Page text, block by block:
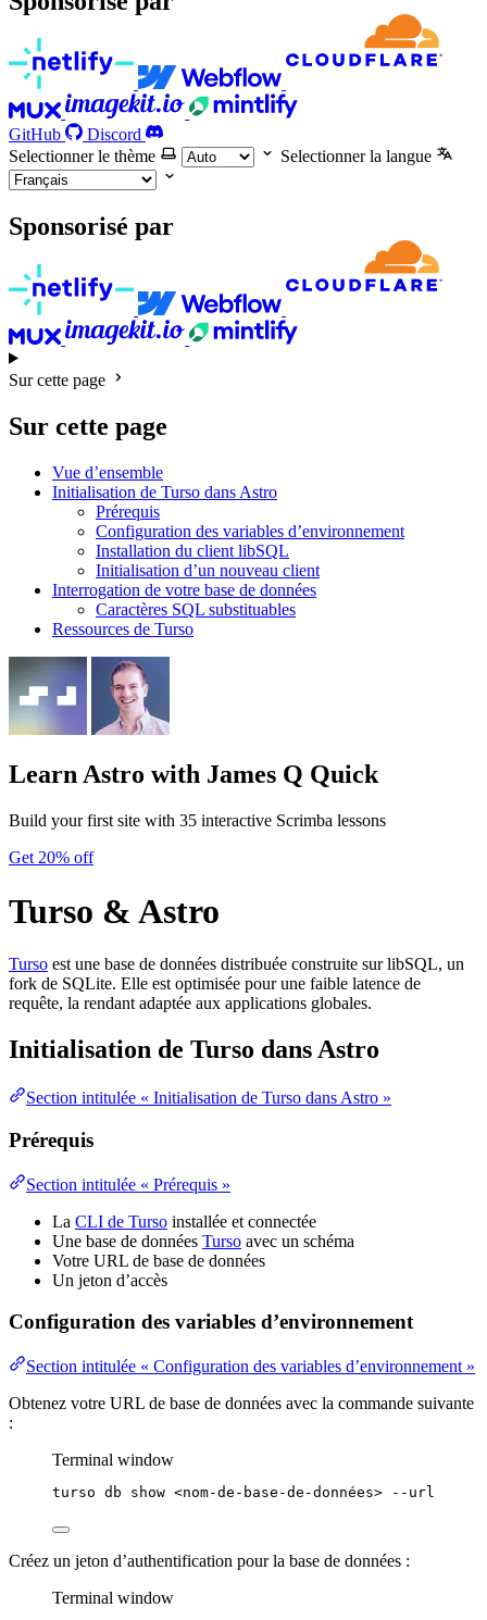
GitHub
Discord
Selectionner le thème
Selectionner la langue
Sponsorisé par
Sur cette page
Sur cette page
Vue d’ensemble
Initialisation de Turso dans Astro
Prérequis
Configuration des variables d’environnement
Installation du client libSQL
Initialisation d’un nouveau client
Interrogation de votre base de données
Caractères SQL substituables
Ressources de Turso
Learn Astro with James Q Quick
Build your first site with 35 interactive Scrimba lessons
Get 20% off
Turso & Astro
Turso est une base de données distribuée construite sur libSQL, un
fork de SQLite. Elle est optimisée pour une faible latence de
requête, la rendant adaptée aux applications globales.
Initialisation de Turso dans Astro
Section intitulée « Initialisation de Turso dans Astro »
Prérequis
Section intitulée « Prérequis »
La CLI de Turso installée et connectée
Une base de données Turso avec un schéma
Votre URL de base de données
Un jeton d’accès
Configuration des variables d’environnement
Section intitulée « Configuration des variables d’environnement »
Obtenez votre URL de base de données avec la commande suivante
:
Terminal window
turso db show <nom-de-base-de-données> --url
Créez un jeton d’authentification pour la base de données :
Terminal window